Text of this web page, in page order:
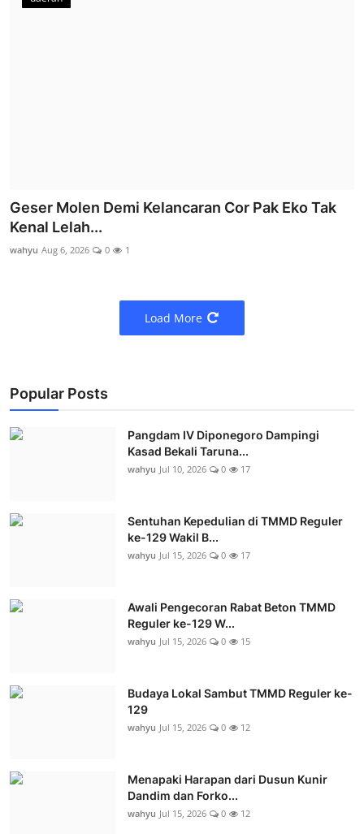
Geser Molen Demi Kelancaran Cor Pak Eko Tak
Kenal Lelah...
wahyu Aug 6, 2026 0 1
Load More
Popular Posts
Pangdam IV Diponegoro Dampingi
Kasad Bekali Taruna...
wahyu Jul 10, 2026 0 17
Sentuhan Kepedulian di TMMD Reguler
ke-129 Wakil B...
wahyu Jul 15, 2026 0 17
Awali Pengecoran Rabat Beton TMMD
Reguler ke-129 W...
wahyu Jul 15, 2026 0 15
Budaya Lokal Sambut TMMD Reguler ke-
129
wahyu Jul 15, 2026 0 12
Menapaki Harapan dari Dusun Kunir
Dandim dan Forko...
wahyu Jul 15, 2026 0 12